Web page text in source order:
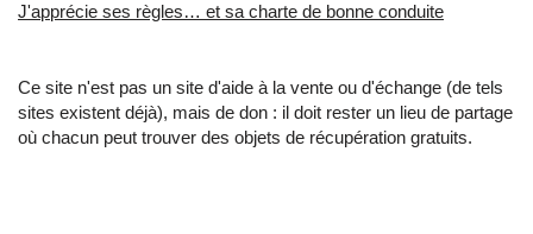
J'apprécie ses règles… et sa charte de bonne conduite
Ce site n'est pas un site d'aide à la vente ou d'échange (de tels
sites existent déjà), mais de don : il doit rester un lieu de partage
où chacun peut trouver des objets de récupération gratuits.